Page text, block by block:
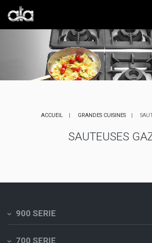
ACCUEIL GRANDES CUISINES
SAUTEUSES
900 SERIE
700 SERIE